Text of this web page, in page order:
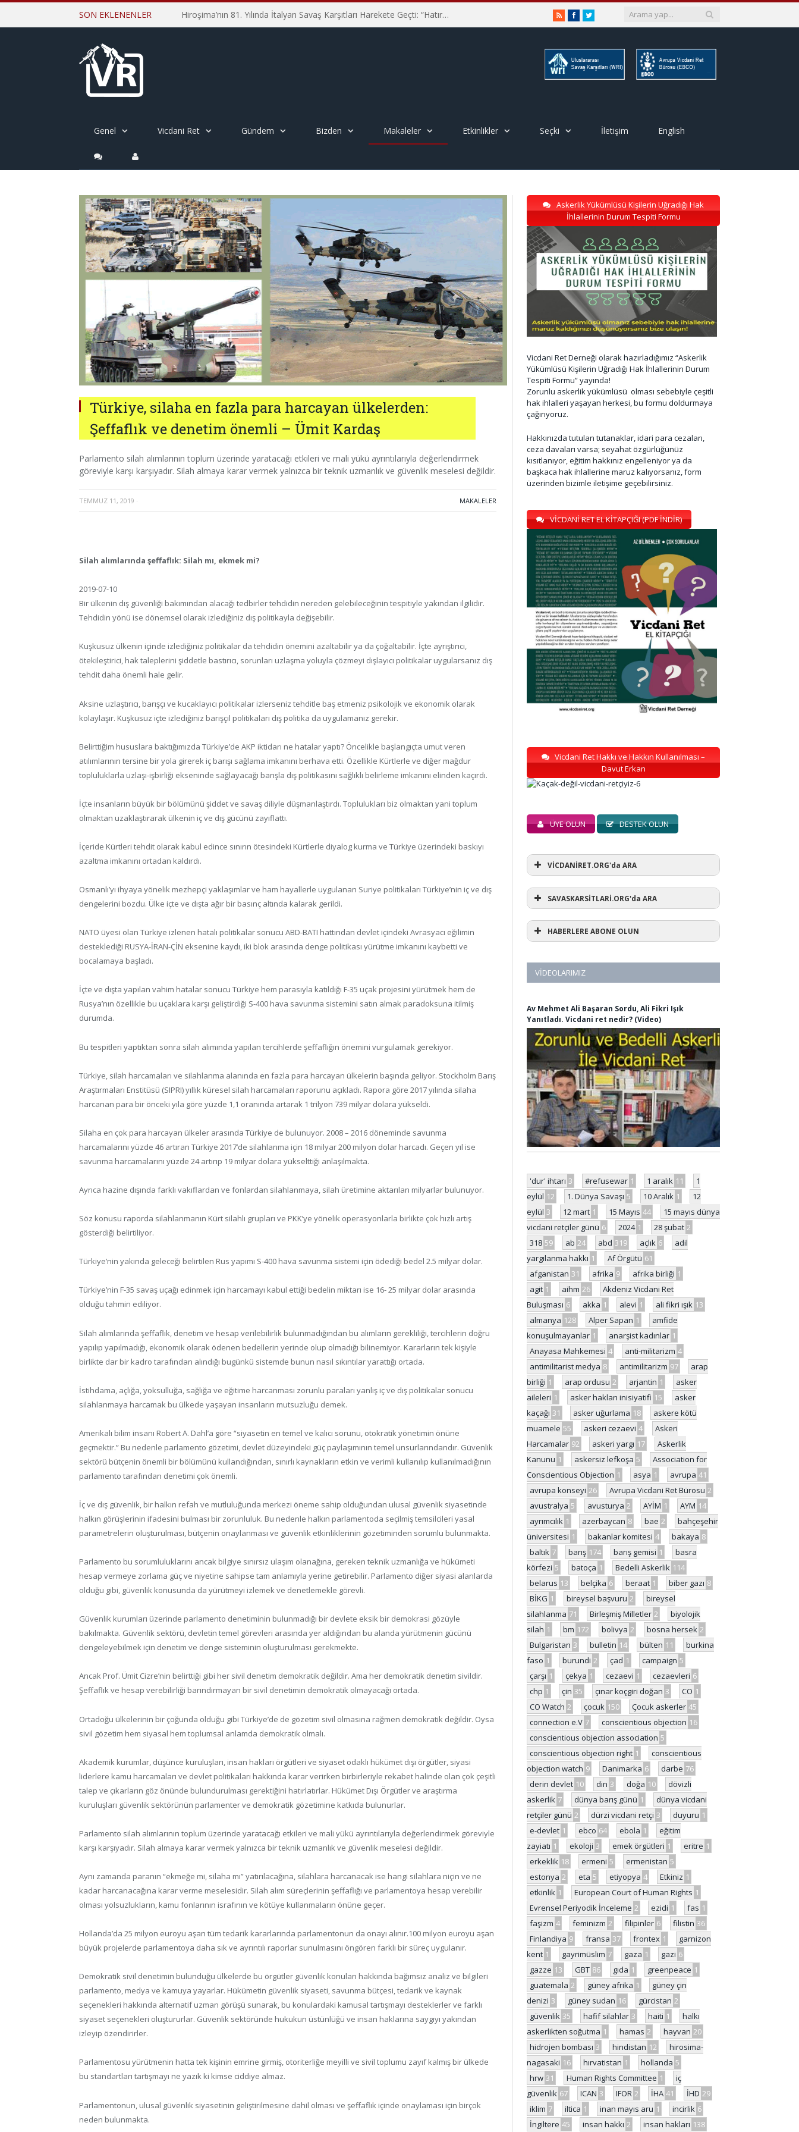
SON EKLENENLER Hiroşima’nın 81. Yılında İtalyan Savaş Karşıtları Harekete Geçti: “Hatırlamak yeterli değil” RSSFacebookTwitter
Genel Vicdani Ret Gündem Bizden Makaleler Etkinlikler Seçki İletişim English
Türkiye, silaha en fazla para harcayan ülkelerden:
Şeffaflık ve denetim önemli – Ümit Kardaş
Parlamento silah alımlarının toplum üzerinde yaratacağı etkileri ve mali yükü ayrıntılarıyla değerlendirmek
göreviyle karşı karşıyadır. Silah almaya karar vermek yalnızca bir teknik uzmanlık ve güvenlik meselesi değildir.
TEMMUZ 11, 2019 · MAKALELER
Silah alımlarında şeffaflık: Silah mı, ekmek mi?
2019-07-10
Bir ülkenin dış güvenliği bakımından alacağı tedbirler tehdidin nereden gelebileceğinin tespitiyle yakından ilgilidir.
Tehdidin yönü ise dönemsel olarak izlediğiniz dış politikayla değişebilir.
Kuşkusuz ülkenin içinde izlediğiniz politikalar da tehdidin önemini azaltabilir ya da çoğaltabilir. İçte ayrıştırıcı,
ötekileştirici, hak taleplerini şiddetle bastırıcı, sorunları uzlaşma yoluyla çözmeyi dışlayıcı politikalar uygularsanız dış
tehdit daha önemli hale gelir.
Aksine uzlaştırıcı, barışçı ve kucaklayıcı politikalar izlerseniz tehditle baş etmeniz psikolojik ve ekonomik olarak
kolaylaşır. Kuşkusuz içte izlediğiniz barışçıl politikaları dış politika da uygulamanız gerekir.
Belirttiğim hususlara baktığımızda Türkiye’de AKP iktidarı ne hatalar yaptı? Öncelikle başlangıçta umut veren
atılımlarının tersine bir yola girerek iç barışı sağlama imkanını berhava etti. Özellikle Kürtlerle ve diğer mağdur
topluluklarla uzlaşı-işbirliği ekseninde sağlayacağı barışla dış politikasını sağlıklı belirleme imkanını elinden kaçırdı.
İçte insanların büyük bir bölümünü şiddet ve savaş diliyle düşmanlaştırdı. Toplulukları biz olmaktan yani toplum
olmaktan uzaklaştırarak ülkenin iç ve dış gücünü zayıflattı.
İçeride Kürtleri tehdit olarak kabul edince sınırın ötesindeki Kürtlerle diyalog kurma ve Türkiye üzerindeki baskıyı
azaltma imkanını ortadan kaldırdı.
Osmanlı’yı ihyaya yönelik mezhepçi yaklaşımlar ve ham hayallerle uygulanan Suriye politikaları Türkiye’nin iç ve dış
dengelerini bozdu. Ülke içte ve dışta ağır bir basınç altında kalarak gerildi.
NATO üyesi olan Türkiye izlenen hatalı politikalar sonucu ABD-BATI hattından devlet içindeki Avrasyacı eğilimin
desteklediği RUSYA-İRAN-ÇİN eksenine kaydı, iki blok arasında denge politikası yürütme imkanını kaybetti ve
bocalamaya başladı.
İçte ve dışta yapılan vahim hatalar sonucu Türkiye hem parasıyla katıldığı F-35 uçak projesini yürütmek hem de
Rusya’nın özellikle bu uçaklara karşı geliştirdiği S-400 hava savunma sistemini satın almak paradoksuna itilmiş
durumda.
Bu tespitleri yaptıktan sonra silah alımında yapılan tercihlerde şeffaflığın önemini vurgulamak gerekiyor.
Türkiye, silah harcamaları ve silahlanma alanında en fazla para harcayan ülkelerin başında geliyor. Stockholm Barış
Araştırmaları Enstitüsü (SIPRI) yıllık küresel silah harcamaları raporunu açıkladı. Rapora göre 2017 yılında silaha
harcanan para bir önceki yıla göre yüzde 1,1 oranında artarak 1 trilyon 739 milyar dolara yükseldi.
Silaha en çok para harcayan ülkeler arasında Türkiye de bulunuyor. 2008 – 2016 döneminde savunma
harcamalarını yüzde 46 artıran Türkiye 2017’de silahlanma için 18 milyar 200 milyon dolar harcadı. Geçen yıl ise
savunma harcamalarını yüzde 24 artırıp 19 milyar dolara yükselttiği anlaşılmakta.
Ayrıca hazine dışında farklı vakıflardan ve fonlardan silahlanmaya, silah üretimine aktarılan milyarlar bulunuyor.
Söz konusu raporda silahlanmanın Kürt silahlı grupları ve PKK’ye yönelik operasyonlarla birlikte çok hızlı artış
gösterdiği belirtiliyor.
Türkiye’nin yakında geleceği belirtilen Rus yapımı S-400 hava savunma sistemi için ödediği bedel 2.5 milyar dolar.
Türkiye’nin F-35 savaş uçağı edinmek için harcamayı kabul ettiği bedelin miktarı ise 16- 25 milyar dolar arasında
olduğu tahmin ediliyor.
Silah alımlarında şeffaflık, denetim ve hesap verilebilirlik bulunmadığından bu alımların gerekliliği, tercihlerin doğru
yapılıp yapılmadığı, ekonomik olarak ödenen bedellerin yerinde olup olmadığı bilinemiyor. Kararların tek kişiyle
birlikte dar bir kadro tarafından alındığı bugünkü sistemde bunun nasıl sıkıntılar yarattığı ortada.
İstihdama, açlığa, yoksulluğa, sağlığa ve eğitime harcanması zorunlu paraları yanlış iç ve dış politikalar sonucu
silahlanmaya harcamak bu ülkede yaşayan insanların mutsuzluğu demek.
Amerikalı bilim insanı Robert A. Dahl’a göre “siyasetin en temel ve kalıcı sorunu, otokratik yönetimin önüne
geçmektir.” Bu nedenle parlamento gözetimi, devlet düzeyindeki güç paylaşımının temel unsurlarındandır. Güvenlik
sektörü bütçenin önemli bir bölümünü kullandığından, sınırlı kaynakların etkin ve verimli kullanılıp kullanılmadığının
parlamento tarafından denetimi çok önemli.
İç ve dış güvenlik, bir halkın refah ve mutluluğunda merkezi öneme sahip olduğundan ulusal güvenlik siyasetinde
halkın görüşlerinin ifadesini bulması bir zorunluluk. Bu nedenle halkın parlamentoda seçilmiş temsilcileri yasal
parametrelerin oluşturulması, bütçenin onaylanması ve güvenlik etkinliklerinin gözetiminden sorumlu bulunmakta.
Parlamento bu sorumluluklarını ancak bilgiye sınırsız ulaşım olanağına, gereken teknik uzmanlığa ve hükümeti
hesap vermeye zorlama güç ve niyetine sahipse tam anlamıyla yerine getirebilir. Parlamento diğer siyasi alanlarda
olduğu gibi, güvenlik konusunda da yürütmeyi izlemek ve denetlemekle görevli.
Güvenlik kurumları üzerinde parlamento denetiminin bulunmadığı bir devlete eksik bir demokrasi gözüyle
bakılmakta. Güvenlik sektörü, devletin temel görevleri arasında yer aldığından bu alanda yürütmenin gücünü
dengeleyebilmek için denetim ve denge sisteminin oluşturulması gerekmekte.
Ancak Prof. Ümit Cizre’nin belirttiği gibi her sivil denetim demokratik değildir. Ama her demokratik denetim sivildir.
Şeffaflık ve hesap verebilirliği barındırmayan bir sivil denetimin demokratik olmayacağı ortada.
Ortadoğu ülkelerinin bir çoğunda olduğu gibi Türkiye’de de gözetim sivil olmasına rağmen demokratik değildir. Oysa
sivil gözetim hem siyasal hem toplumsal anlamda demokratik olmalı.
Akademik kurumlar, düşünce kuruluşları, insan hakları örgütleri ve siyaset odaklı hükümet dışı örgütler, siyasi
liderlere kamu harcamaları ve devlet politikaları hakkında karar verirken birbirleriyle rekabet halinde olan çok çeşitli
talep ve çıkarların göz önünde bulundurulması gerektiğini hatırlatırlar. Hükümet Dışı Örgütler ve araştırma
kuruluşları güvenlik sektörünün parlamenter ve demokratik gözetimine katkıda bulunurlar.
Parlamento silah alımlarının toplum üzerinde yaratacağı etkileri ve mali yükü ayrıntılarıyla değerlendirmek göreviyle
karşı karşıyadır. Silah almaya karar vermek yalnızca bir teknik uzmanlık ve güvenlik meselesi değildir.
Aynı zamanda paranın “ekmeğe mi, silaha mı” yatırılacağına, silahlara harcanacak ise hangi silahlara niçin ve ne
kadar harcanacağına karar verme meselesidir. Silah alım süreçlerinin şeffaflığı ve parlamentoya hesap verebilir
olması yolsuzlukların, kamu fonlarının israfının ve kötüye kullanmaların önüne geçer.
Hollanda’da 25 milyon euroyu aşan tüm tedarik kararlarında parlamentonun da onayı alınır.100 milyon euroyu aşan
büyük projelerde parlamentoya daha sık ve ayrıntılı raporlar sunulmasını öngören farklı bir süreç uygulanır.
Demokratik sivil denetimin bulunduğu ülkelerde bu örgütler güvenlik konuları hakkında bağımsız analiz ve bilgileri
parlamento, medya ve kamuya yayarlar. Hükümetin güvenlik siyaseti, savunma bütçesi, tedarik ve kaynak
seçenekleri hakkında alternatif uzman görüşü sunarak, bu konulardaki kamusal tartışmayı desteklerler ve farklı
siyaset seçenekleri oluştururlar. Güvenlik sektöründe hukukun üstünlüğü ve insan haklarına saygıyı yakından
izleyip özendirirler.
Parlamentosu yürütmenin hatta tek kişinin emrine girmiş, otoriterliğe meyilli ve sivil toplumu zayıf kalmış bir ülkede
bu standartları tartışmayı ne yazık ki kimse ciddiye almaz.
Parlamentonun, ulusal güvenlik siyasetinin geliştirilmesine dahil olması ve şeffaflık içinde onaylaması için birçok
neden bulunmakta.
Askerlik Yükümlüsü Kişilerin Uğradığı Hak
İhlallerinin Durum Tespiti Formu
Vicdani Ret Derneği olarak hazırladığımız “Askerlik
Yükümlüsü Kişilerin Uğradığı Hak İhlallerinin Durum
Tespiti Formu” yayında!
Zorunlu askerlik yükümlüsü olması sebebiyle çeşitli
hak ihlalleri yaşayan herkesi, bu formu doldurmaya
çağırıyoruz.
Hakkınızda tutulan tutanaklar, idari para cezaları,
ceza davaları varsa; seyahat özgürlüğünüz
kısıtlanıyor, eğitim hakkınız engelleniyor ya da
başkaca hak ihlallerine maruz kalıyorsanız, form
üzerinden bizimle iletişime geçebilirsiniz.
VİCDANİ RET EL KİTAPÇIĞI (PDF İNDİR)
Vicdani Ret Hakkı ve Hakkın Kullanılması –
Davut Erkan
ÜYE OLUN DESTEK OLUN
VİCDANİRET.ORG'da ARA
SAVASKARSİTLARİ.ORG'da ARA
HABERLERE ABONE OLUN
VIDEOLARIMIZ
Av Mehmet Ali Başaran Sordu, Ali Fikri Işık
Yanıtladı. Vicdani ret nedir? (Video)
'dur' ihtarı 3 #refusewar 1 1 aralık 11
1
eylül 12 1. Dünya Savaşı 5 10 Aralık 1
12
eylül 3 12 mart 1 15 Mayıs 44
15 mayıs dünya
vicdani retçiler günü 6 2024 1 28 şubat 2
318 59 ab 24 abd 319 açlık 6
adil
yargılanma hakkı 1 Af Örgütü 61
afganistan 31 afrika 9 afrika birliği 1
agit 1 aihm 26
Akdeniz Vicdani Ret
Buluşması 6 akka 1 alevi 1 ali fikri ışık 13
almanya 128 Alper Sapan 1
amfide
konuşulmayanlar 1 anarşist kadınlar 1
Anayasa Mahkemesi 4 anti-militarizm 4
antimilitarist medya 8 antimilitarizm 97
arap
birliği 1 arap ordusu 2 arjantin 1
asker
aileleri 1 asker hakları inisiyatifi 15
asker
kaçağı 31 asker uğurlama 18
askere kötü
muamele 55 askeri cezaevi 4
Askeri
Harcamalar 92 askeri yargı 17
Askerlik
Kanunu 1 askersiz lefkoşa 5
Association for
Conscientious Objection 1 asya 1 avrupa 41
avrupa konseyi 26 Avrupa Vicdani Ret Bürosu 2
avustralya 5 avusturya 2 AYİM 1 AYM 14
ayrımcılık 1 azerbaycan 8 bae 2
bahçeşehir
üniversitesi 1 bakanlar komitesi 4 bakaya 8
baltık 7 barış 174 barış gemisi 1
basra
körfezi 5 batoça 1 Bedelli Askerlik 114
belarus 13 belçika 6 beraat 1 biber gazı 8
BİKG 1 bireysel başvuru 2
bireysel
silahlanma 71 Birleşmiş Milletler 2
biyolojik
silah 1 bm 172 bolivya 2 bosna hersek 2
Bulgaristan 3 bulletin 14 bülten 11
burkina
faso 1 burundi 2 çad 1 campaign 5
çarşı 1 çekya 1 cezaevi 1 cezaevleri 6
chp 1 çin 35 çınar koçgiri doğan 3 CO 1
CO Watch 2 çocuk 150 Çocuk askerler 45
connection e.V 7 conscientious objection 16
conscientious objection association 5
conscientious objection right 1
conscientious
objection watch 9 Danimarka 6 darbe 76
derin devlet 10 din 3 doğa 10
dövizli
askerlik 7 dünya barış günü 1
dünya vicdani
retçiler günü 2 dürzi vicdani retçi 3 duyuru 1
e-devlet 1 ebco 64 ebola 1
eğitim
zayiatı 1 ekoloji 3 emek örgütleri 1 eritre 1
erkeklik 18 ermeni 5 ermenistan 5
estonya 2 eta 5 etiyopya 4 Etkiniz 1
etkinlik 1 European Court of Human Rights 1
Evrensel Periyodik İnceleme 2 ezidi 1 fas 1
faşizm 4 feminizm 2 filipinler 6 filistin 36
Finlandiya 9 fransa 37 frontex 1
garnizon
kent 1 gayrimüslim 7 gaza 1 gazi 6
gazze 13 GBT 86 gıda 1 greenpeace 1
guatemala 2 güney afrika 1
güney çin
denizi 3 güney sudan 16 gürcistan 2
güvenlik 35 hafif silahlar 3 haiti 1
halkı
askerlikten soğutma 1 hamas 2 hayvan 20
hidrojen bombası 3 hindistan 12
hirosima-
nagasaki 16 hırvatistan 1 hollanda 5
hrw 31 Human Rights Committee 1
iç
güvenlik 67 ICAN 3 IFOR 2 İHA 41 İHD 29
iklim 7 iltica 1 inan mayıs aru 1 incirlik 6
İngiltere 45 insan hakkı 2 insan hakları 138